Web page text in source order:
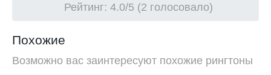
Рейтинг: 4.0/5 (2 голосовало)
Похожие
Возможно вас заинтересуют похожие рингтоны